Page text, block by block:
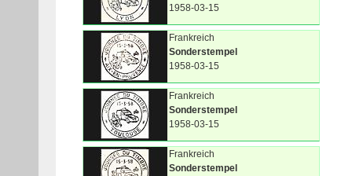
1958-03-15
Frankreich
Sonderstempel
1958-03-15
Frankreich
Sonderstempel
1958-03-15
Frankreich
Sonderstempel